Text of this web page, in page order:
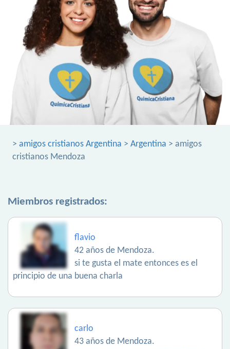
> amigos cristianos Argentina > Argentina > amigos
cristianos Mendoza
Miembros registrados:
flavio
42 años de Mendoza.
si te gusta el mate entonces es el
principio de una buena charla
carlo
43 años de Mendoza.